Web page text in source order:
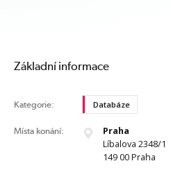
Základní informace
Kategorie: Databáze
Místa konání:
Praha
Líbalova 2348/1
149 00 Praha